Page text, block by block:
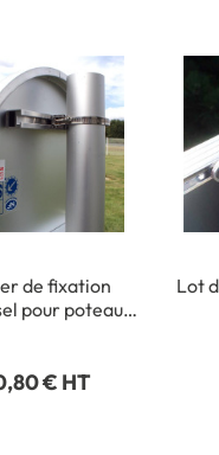
de fixation
pour poteaux
€ HT
Lot